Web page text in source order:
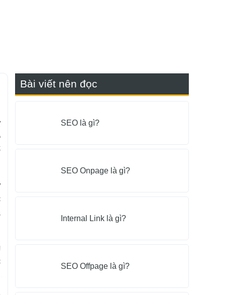
Bài viết nên đọc
SEO là gì?
SEO Onpage là gì?
Internal Link là gì?
SEO Offpage là gì?